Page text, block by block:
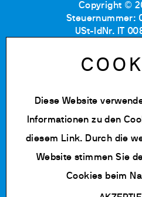
Copyright ©
Steuernummer:
USt-IdNr. IT
Nummer im
der Wirtschafts-und
Datenschutz
Cookie
Diese Website
Informationen zu den
diesem Link. Durch die
Website stimmen Sie
Cookies beim